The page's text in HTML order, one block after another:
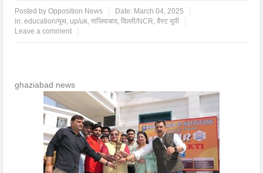
Posted byOpposition News Date: March 04, 2025
in:education/यूथ, up/uk,ग़ाज़ियाबाद,दिल्ली/NCR,वैस्ट यूपी
Leave a comment
ghaziabad news